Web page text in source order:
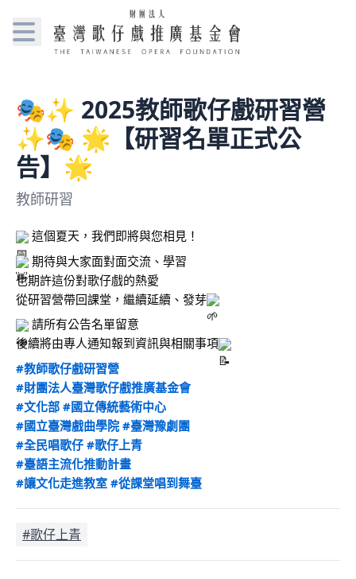
🎭✨ 2025教師歌仔戲研習營
✨🎭 🌟【研習名單正式公
告】🌟
教師研習
這個夏天，我們即將與您相見！
期待與大家面對面交流、學習
也期許這份對歌仔戲的熱愛
從研習營帶回課堂，繼續延續、發芽
請所有公告名單留意
後續將由專人通知報到資訊與相關事項
#教師歌仔戲研習營
#財團法人臺灣歌仔戲推廣基金會
#文化部 #國立傳統藝術中心
#國立臺灣戲曲學院 #臺灣豫劇團
#全民唱歌仔 #歌仔上青
#臺語主流化推動計畫
#讓文化走進教室 #從課堂唱到舞臺
#歌仔上青